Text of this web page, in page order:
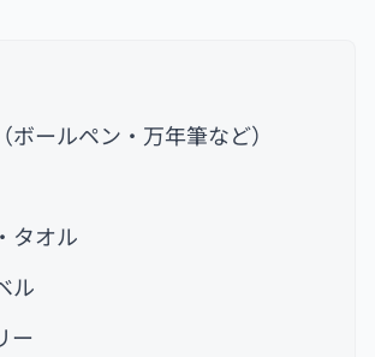
ボールペン・万年筆など）
タオル
ル
ー